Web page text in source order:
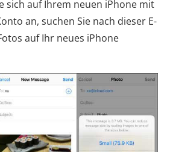
sich auf Ihrem neuen iPhone mit
an, suchen Sie nach dieser E-
auf Ihr neues iPhone